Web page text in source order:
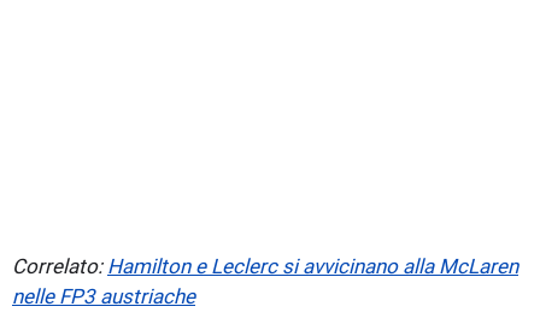
Correlato: Hamilton e Leclerc si avvicinano alla McLaren
nelle FP3 austriache